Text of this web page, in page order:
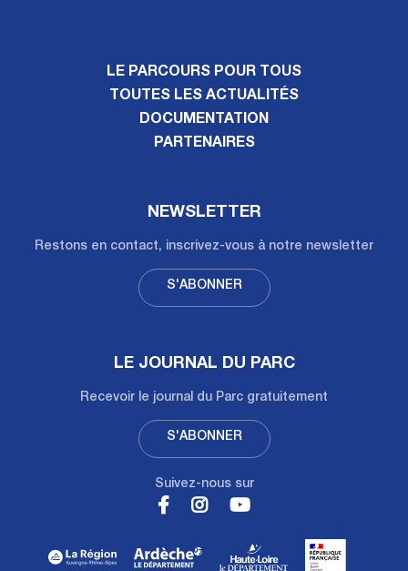
LE PARCOURS POUR TOUS
TOUTES LES ACTUALITÉS
DOCUMENTATION
PARTENAIRES
NEWSLETTER
Restons en contact, inscrivez-vous à notre newsletter
S'ABONNER
LE JOURNAL DU PARC
Recevoir le journal du Parc gratuitement
S'ABONNER
Suivez-nous sur